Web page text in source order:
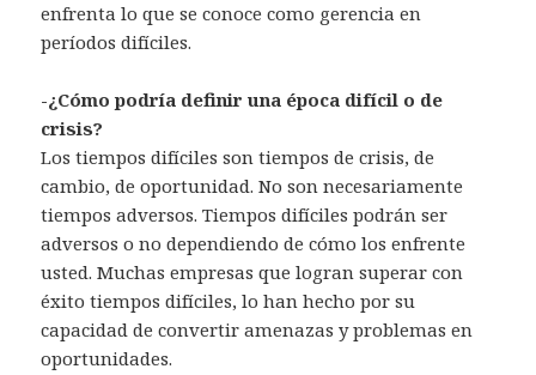
enfrenta lo que se conoce como gerencia en
períodos difíciles.
-¿Cómo podría definir una época difícil o de
crisis?
Los tiempos difíciles son tiempos de crisis, de
cambio, de oportunidad. No son necesariamente
tiempos adversos. Tiempos difíciles podrán ser
adversos o no dependiendo de cómo los enfrente
usted. Muchas empresas que logran superar con
éxito tiempos difíciles, lo han hecho por su
capacidad de convertir amenazas y problemas en
oportunidades.